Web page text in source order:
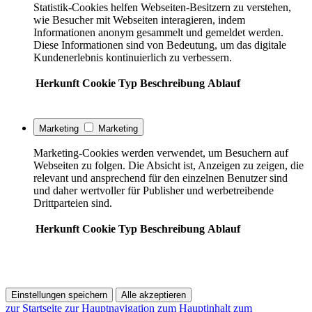
Statistik-Cookies helfen Webseiten-Besitzern zu verstehen,
wie Besucher mit Webseiten interagieren, indem
Informationen anonym gesammelt und gemeldet werden.
Diese Informationen sind von Bedeutung, um das digitale
Kundenerlebnis kontinuierlich zu verbessern.
Herkunft Cookie Typ Beschreibung Ablauf
Marketing Marketing
Marketing-Cookies werden verwendet, um Besuchern auf
Webseiten zu folgen. Die Absicht ist, Anzeigen zu zeigen, die
relevant und ansprechend für den einzelnen Benutzer sind
und daher wertvoller für Publisher und werbetreibende
Drittparteien sind.
Herkunft Cookie Typ Beschreibung Ablauf
Einstellungen speichern Alle akzeptieren
zur Startseite zur Hauptnavigation zum Hauptinhalt zum